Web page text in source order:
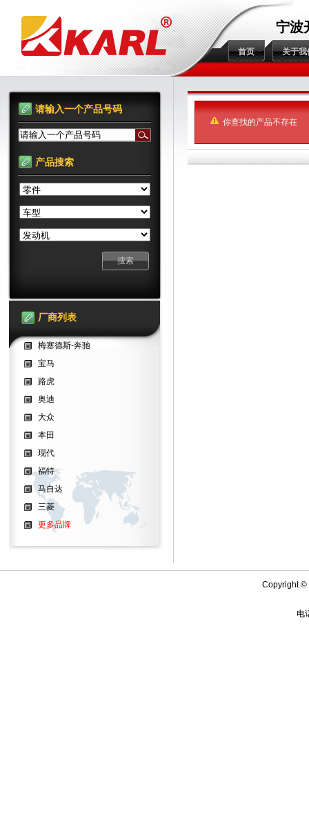
宁波
首页 关于我
你查找的产品不存在
请输入一个产品号码
请输入一个产品号码
产品搜索
厂商列表
梅塞德斯-奔驰
宝马
路虎
奥迪
大众
本田
现代
福特
马自达
三菱
更多品牌
Copyright ©
电